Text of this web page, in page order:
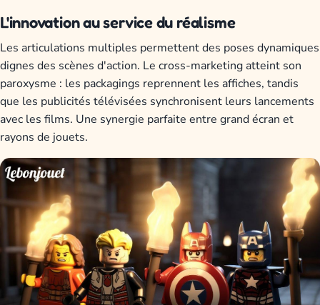
L'innovation au service du réalisme
Les articulations multiples permettent des poses dynamiques
dignes des scènes d'action. Le cross-marketing atteint son
paroxysme : les packagings reprennent les affiches, tandis
que les publicités télévisées synchronisent leurs lancements
avec les films. Une synergie parfaite entre grand écran et
rayons de jouets.